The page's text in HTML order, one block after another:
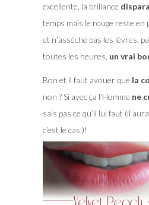
excellente, la brillance
temps mais le rouge reste en
et n’assèche pas les lèvres,
toutes les heures, un vrai
Bon et il faut avouer que la
non ? Si avec ça l’Homme ne
sais pas ce qu’il lui faut (il
c’est le cas.)!